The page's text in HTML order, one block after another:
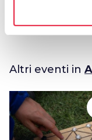
Altri eventi in